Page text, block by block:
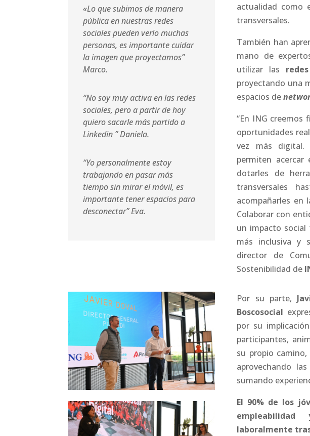
«Lo que subimos de manera
pública en nuestras redes
sociales pueden verlo muchas
personas, es importante cuidar
la imagen que proyectamos”
Marco.
“No soy muy activa en las redes
sociales, pero a partir de hoy
quiero sacarle más partido a
Linkedin ” Daniela.
“Yo personalmente estoy
trabajando en pasar más
tiempo sin mirar el móvil, es
importante tener espacios para
desconectar” Eva.
actualidad como
transversales.
También han
mano de
utilizar las
proyectando una
espacios de
“En ING
oportunidades
vez más digital.
permiten
dotarles de
transversales
acompañarles en
Colaborar con
un impacto social
más inclusiva y
director de
Sostenibilidad de
Por su parte,
Boscosocial
por su
participantes,
su propio
aprovechando
sumando
El 90% de los
laboralmente